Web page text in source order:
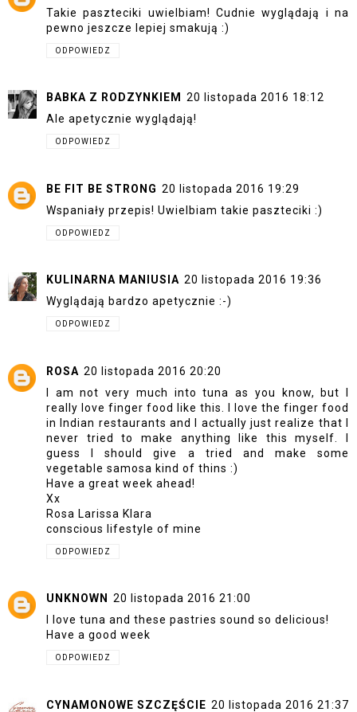
Takie paszteciki uwielbiam! Cudnie wyglądają i na
pewno jeszcze lepiej smakują :)
ODPOWIEDZ
BABKA Z RODZYNKIEM
20 listopada 2016 18:12
Ale apetycznie wyglądają!
ODPOWIEDZ
BE FIT BE STRONG 20 listopada 2016 19:29
Wspaniały przepis! Uwielbiam takie paszteciki :)
ODPOWIEDZ
KULINARNA MANIUSIA 20 listopada 2016 19:36
Wyglądają bardzo apetycznie :-)
ODPOWIEDZ
ROSA 20 listopada 2016 20:20
I am not very much into tuna as you know, but I
really love finger food like this. I love the finger food
in Indian restaurants and I actually just realize that I
never tried to make anything like this myself. I
guess I should give a tried and make some
vegetable samosa kind of thins :)
Have a great week ahead!
Xx
Rosa Larissa Klara
conscious lifestyle of mine
ODPOWIEDZ
UNKNOWN
20 listopada 2016 21:00
I love tuna and these pastries sound so delicious!
Have a good week
ODPOWIEDZ
CYNAMONOWE SZCZĘŚCIE 20 listopada 2016 21:37